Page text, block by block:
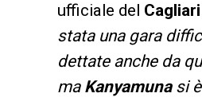
ufficiale del
stata una gara
dettate anche da
ma Kanyamunasi è